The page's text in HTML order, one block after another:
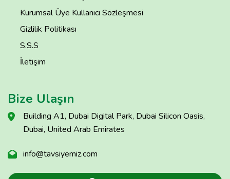
Kurumsal Üye Kullanıcı Sözleşmesi
Gizlilik Politikası
S.S.S
İletişim
Bize Ulaşın
Building A1, Dubai Digital Park, Dubai Silicon Oasis,
Dubai, United Arab Emirates
info@tavsiyemiz.com